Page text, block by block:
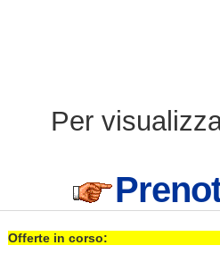
Per
Offerte in corso: